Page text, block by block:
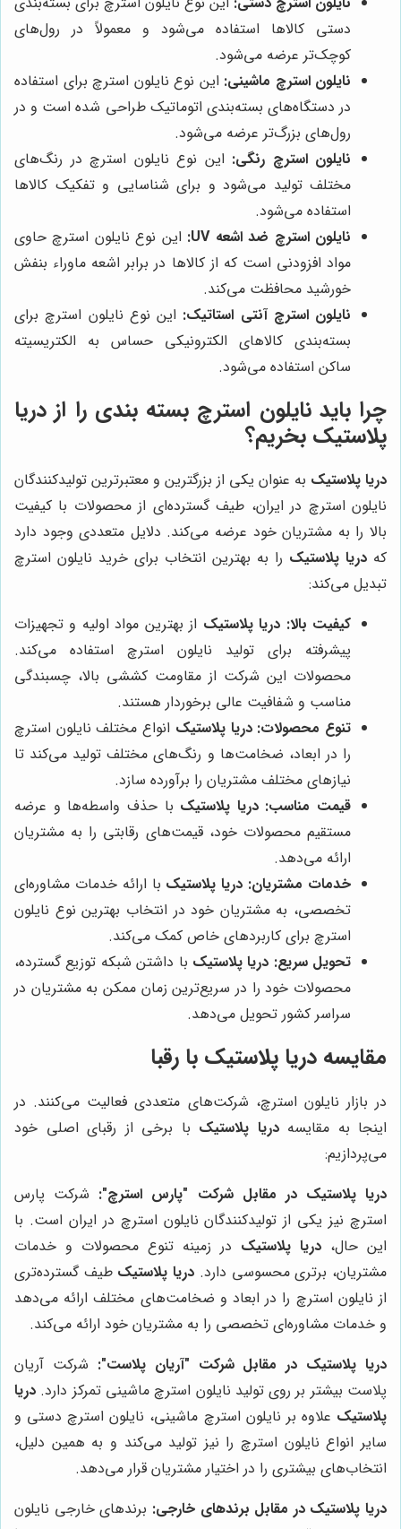
دستی کالاها استفاده می‌شود و معمولاً در رول‌های
کوچک‌تر عرضه می‌شود.
نایلون استرچ ماشینی: این نوع نایلون استرچ برای استفاده
در دستگاه‌های بسته‌بندی اتوماتیک طراحی شده است و در
رول‌های بزرگ‌تر عرضه می‌شود.
نایلون استرچ رنگی: این نوع نایلون استرچ در رنگ‌های
مختلف تولید می‌شود و برای شناسایی و تفکیک کالاها
استفاده می‌شود.
نایلون استرچ ضد اشعه UV:
این نوع نایلون استرچ حاوی
مواد افزودنی است که از کالاها در برابر اشعه ماوراء بنفش
خورشید محافظت می‌کند.
نایلون استرچ آنتی استاتیک: این نوع نایلون استرچ برای
بسته‌بندی کالاهای الکترونیکی حساس به الکتریسیته
ساکن استفاده می‌شود.
چرا باید نایلون استرچ بسته بندی را از دریا
پلاستیک بخریم؟
دریا پلاستیک به عنوان یکی از بزرگترین و معتبرترین تولیدکنندگان
نایلون استرچ در ایران، طیف گسترده‌ای از محصولات با کیفیت
بالا را به مشتریان خود عرضه می‌کند. دلایل متعددی وجود دارد
که دریا پلاستیک را به بهترین انتخاب برای خرید نایلون استرچ
تبدیل می‌کند:
کیفیت بالا: دریا پلاستیک از بهترین مواد اولیه و تجهیزات
پیشرفته برای تولید نایلون استرچ استفاده می‌کند.
محصولات این شرکت از مقاومت کششی بالا، چسبندگی
مناسب و شفافیت عالی برخوردار هستند.
تنوع محصولات: دریا پلاستیک انواع مختلف نایلون استرچ
را در ابعاد، ضخامت‌ها و رنگ‌های مختلف تولید می‌کند تا
نیازهای مختلف مشتریان را برآورده سازد.
قیمت مناسب: دریا پلاستیک با حذف واسطه‌ها و عرضه
مستقیم محصولات خود، قیمت‌های رقابتی را به مشتریان
ارائه می‌دهد.
خدمات مشتریان: دریا پلاستیک با ارائه خدمات مشاوره‌ای
تخصصی، به مشتریان خود در انتخاب بهترین نوع نایلون
استرچ برای کاربردهای خاص کمک می‌کند.
تحویل سریع: دریا پلاستیک با داشتن شبکه توزیع گسترده،
محصولات خود را در سریع‌ترین زمان ممکن به مشتریان در
سراسر کشور تحویل می‌دهد.
مقایسه دریا پلاستیک با رقبا
در بازار نایلون استرچ، شرکت‌های متعددی فعالیت می‌کنند. در
اینجا به مقایسهدریا پلاستیک با برخی از رقبای اصلی خود
می‌پردازیم:
دریا پلاستیک در مقابل شرکت "پارس استرچ": شرکت پارس
استرچ نیز یکی از تولیدکنندگان نایلون استرچ در ایران است. با
این حال، دریا پلاستیک در زمینه تنوع محصولات و خدمات
مشتریان، برتری محسوسی دارد. دریا پلاستیک طیف گسترده‌تری
از نایلون استرچ را در ابعاد و ضخامت‌های مختلف ارائه می‌دهد
و خدمات مشاوره‌ای تخصصی را به مشتریان خود ارائه می‌کند.
دریا پلاستیک در مقابل شرکت "آریان پلاست": شرکت آریان
پلاست بیشتر بر روی تولید نایلون استرچ ماشینی تمرکز دارد. دریا
پلاستیک علاوه بر نایلون استرچ ماشینی، نایلون استرچ دستی و
سایر انواع نایلون استرچ را نیز تولید می‌کند و به همین دلیل،
انتخاب‌های بیشتری را در اختیار مشتریان قرار می‌دهد.
دریا پلاستیک در مقابل برندهای خارجی: برندهای خارجی نایلون